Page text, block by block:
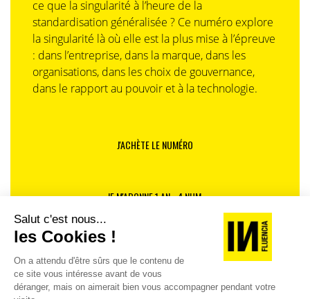
ce que la singularité à l’heure de la
standardisation généralisée ? Ce numéro explore
la singularité là où elle est la plus mise à l’épreuve
: dans l’entreprise, dans la marque, dans les
organisations, dans les choix de gouvernance,
dans le rapport au pouvoir et à la technologie.
J'ACHÈTE LE NUMÉRO
JE M'ABONNE 1 AN - 4 NUM.
JE DÉCOUVRE LES NUMÉROS PRÉCÉDENTS
Je suis déjà abonné(e) :je consulte la revue en